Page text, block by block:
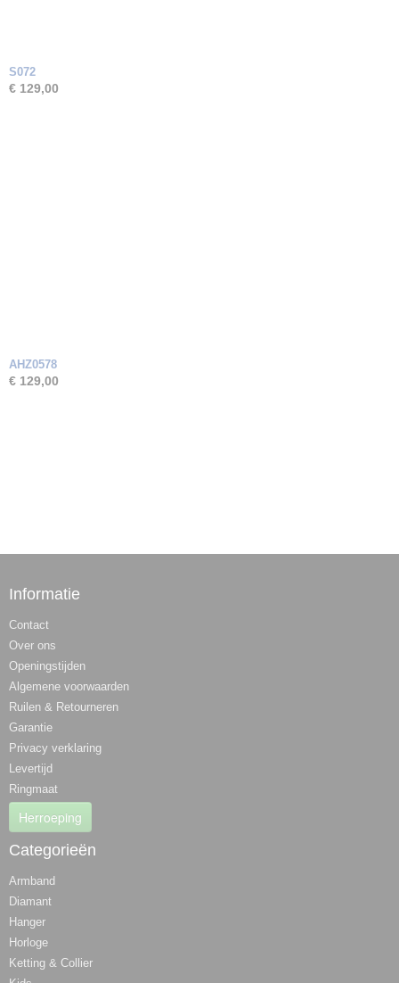
S072
€ 129,00
AHZ0578
€ 129,00
Informatie
Contact
Over ons
Openingstijden
Algemene voorwaarden
Ruilen & Retourneren
Garantie
Privacy verklaring
Levertijd
Ringmaat
Herroeping
Categorieën
Armband
Diamant
Hanger
Horloge
Ketting & Collier